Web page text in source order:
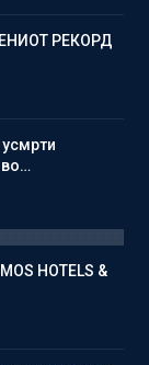
РЕКОРД
HOTELS &